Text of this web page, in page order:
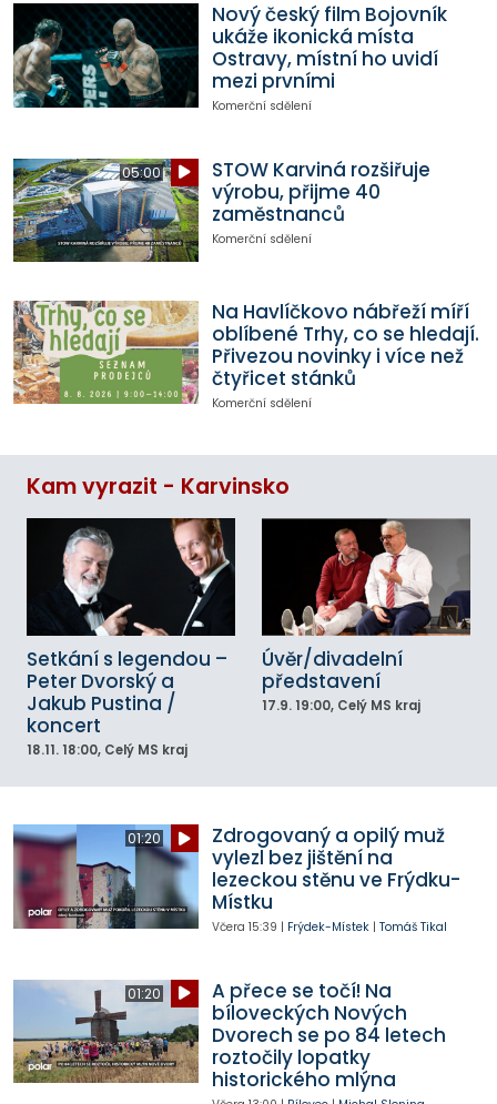
Nový český film Bojovník
ukáže ikonická místa
Ostravy, místní ho uvidí
mezi prvními
Komerční sdělení
05:00
STOW Karviná rozšiřuje
výrobu, přijme 40
zaměstnanců
Komerční sdělení
Na Havlíčkovo nábřeží míří
oblíbené Trhy, co se hledají.
Přivezou novinky i více než
čtyřicet stánků
Komerční sdělení
Kam vyrazit - Karvinsko
Setkání s legendou –
Peter Dvorský a
Jakub Pustina /
koncert
18.11. 18:00, Celý MS kraj
Úvěr/divadelní
představení
17.9. 19:00, Celý MS kraj
01:20
Zdrogovaný a opilý muž
vylezl bez jištění na
lezeckou stěnu ve Frýdku-
Místku
Včera 15:39 | Frýdek-Místek| Tomáš Tikal
01:20
A přece se točí! Na
bíloveckých Nových
Dvorech se po 84 letech
roztočily lopatky
historického mlýna